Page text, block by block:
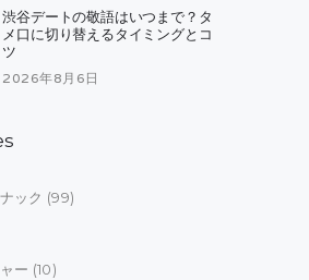
渋谷デートの敬語はいつまで？タ
メ口に切り替えるタイミングとコ
ツ
2026年8月6日
ック (99)
ー (10)